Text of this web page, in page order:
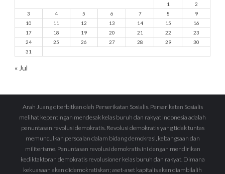
1
2
3
4 5 6 7 8
9
10
11 12 13 14 15
16
17
18 19 20 21 22
23
24
25 26 27 28 29
30
31
« Jul
Arah Juang diterbitkan oleh Perserikatan Sosialis. Perserikatan Sosialis
melihat kepentingan mendesak kelas buruh dan rakyat Indonesia adalah
penuntasan revolusi demokratis. Revolusi demokratis yang tidak tuntas
memunculkan persoalan dalam bidang demokrasi, kebangsaan dan
militerisme. Penuntasan revolusi demokratis ini dengan mendirikan
kediktaktoran demokratis revolusioner kelas buruh dan rakyat. Dimana
kekuasaan akan didemokratiskan; aset-aset kapitalis akan diambilalih